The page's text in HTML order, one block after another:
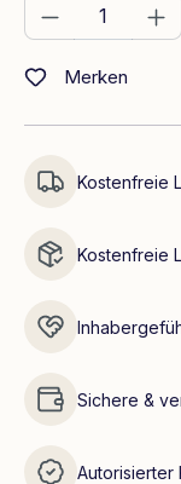
Produkt
Merken
Kostenfreie
Kostenfreie
Sichere &
Autorisierter